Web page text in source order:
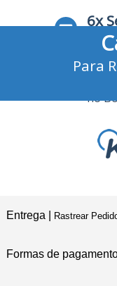
6x
no
no
Para
Entrega | Rastrear
Formas de